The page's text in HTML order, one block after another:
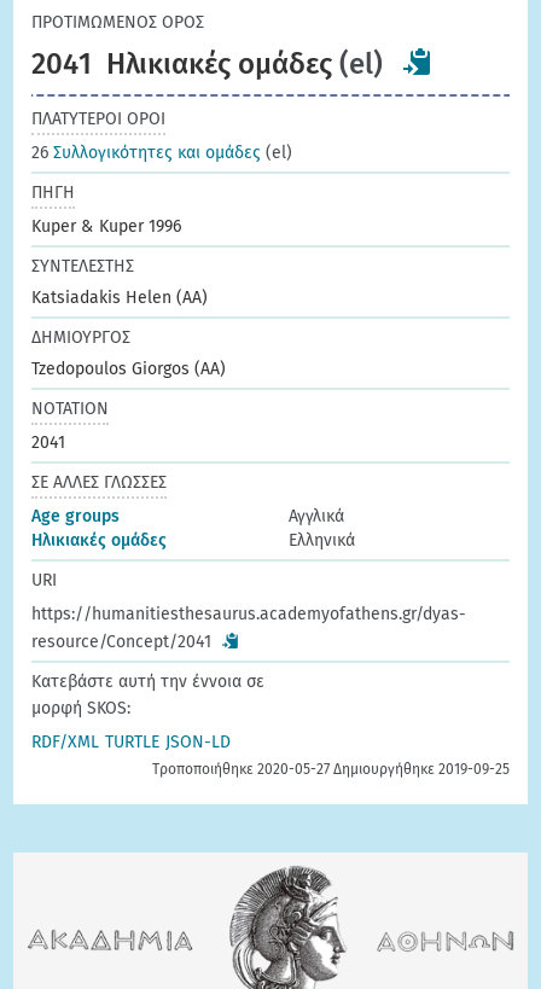
ΠΡΟΤΙΜΩΜΕΝΟΣ ΟΡΟΣ
2041 Ηλικιακές ομάδες (el)
ΠΛΑΤΥΤΕΡΟΙ ΟΡΟΙ
26Συλλογικότητες και ομάδες (el)
ΠΗΓΗ
Kuper & Kuper 1996
ΣΥΝΤΕΛΕΣΤΗΣ
Katsiadakis Helen (AA)
ΔΗΜΙΟΥΡΓΟΣ
Tzedopoulos Giorgos (AA)
ΝΟΤΑΤΙΟΝ
2041
ΣΕ ΑΛΛΕΣ ΓΛΩΣΣΕΣ
Age groups
Αγγλικά
Ηλικιακές ομάδες
Ελληνικά
URI
https://humanitiesthesaurus.academyofathens.gr/dyas-
resource/Concept/2041
Κατεβάστε αυτή την έννοια σε
μορφή SKOS:
RDF/XML TURTLE JSON-LD
Τροποποιήθηκε 2020-05-27 Δημιουργήθηκε 2019-09-25